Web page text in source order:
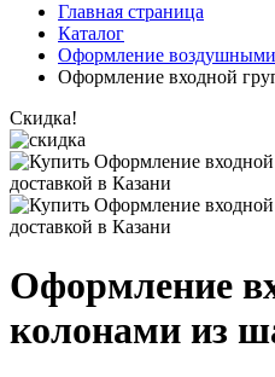
Главная страница
Каталог
Оформление
Оформление входной
Скидка!
Оформление
колонами из